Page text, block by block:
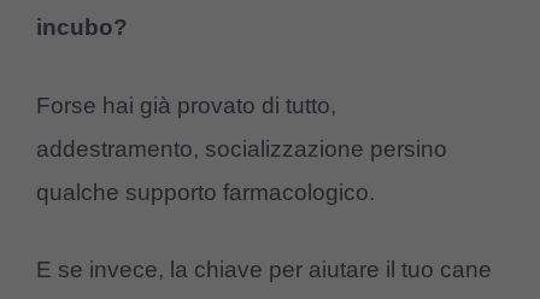
incubo?
Forse hai già provato di tutto,
addestramento, socializzazione persino
qualche supporto farmacologico.
E se invece, la chiave per aiutare il tuo cane